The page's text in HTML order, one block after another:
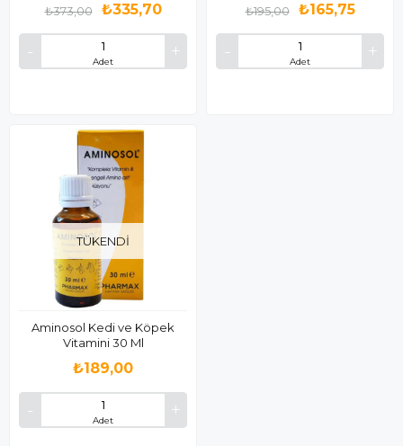
Adet
₺335,70
₺373,00
Adet
₺165,75
₺195,00
TÜKENDI
Aminosol Kedi ve Köpek
Vitamini 30 Ml
Adet
₺189,00